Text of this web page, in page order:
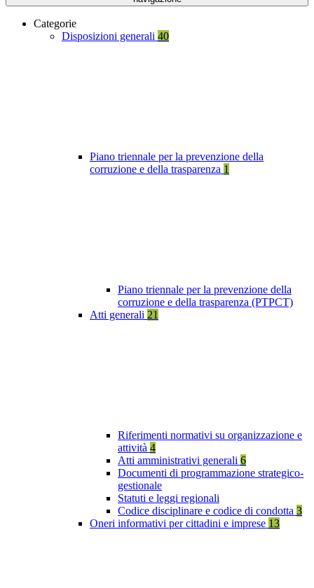
Categorie
Disposizioni generali 40
Piano triennale per la prevenzione della
corruzione e della trasparenza 1
Piano triennale per la prevenzione della
corruzione e della trasparenza (PTPCT)
Atti generali 21
Riferimenti normativi su organizzazione e
attività 4
Atti amministrativi generali 6
Documenti di programmazione strategico-
gestionale
Statuti e leggi regionali
Codice disciplinare e codice di condotta 3
Oneri informativi per cittadini e imprese 13